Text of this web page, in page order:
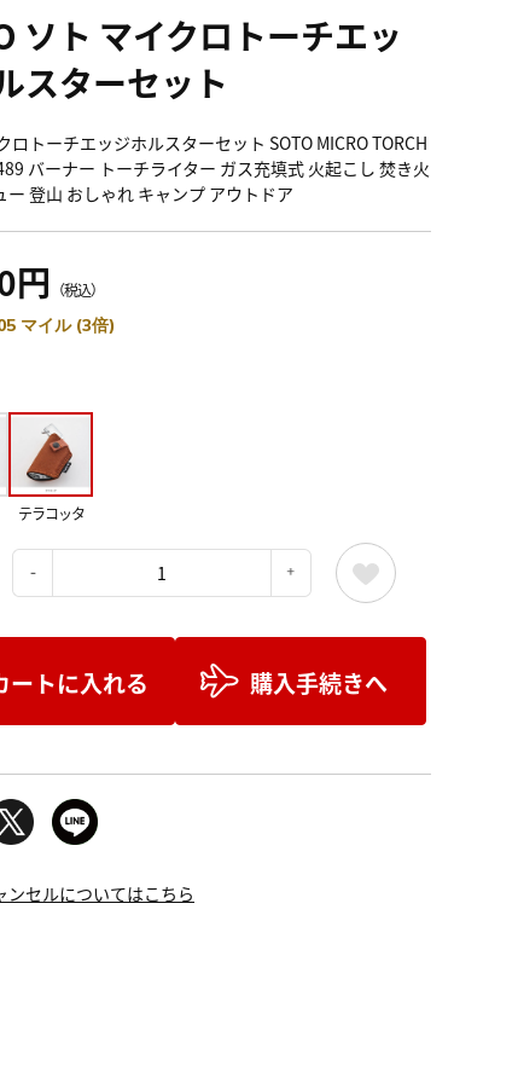
ソト マイクロトーチエッ
スターセット
ロトーチエッジホルスターセット SOTO MICRO TORCH
バーナー トーチライター ガス充填式 火起こし 焚き火
ー 登山 おしゃれ キャンプ アウトドア
円 （税込）
マイル (3倍)
テラコッタ
ートに入れる 購入手続きへ
ンセルについてはこちら